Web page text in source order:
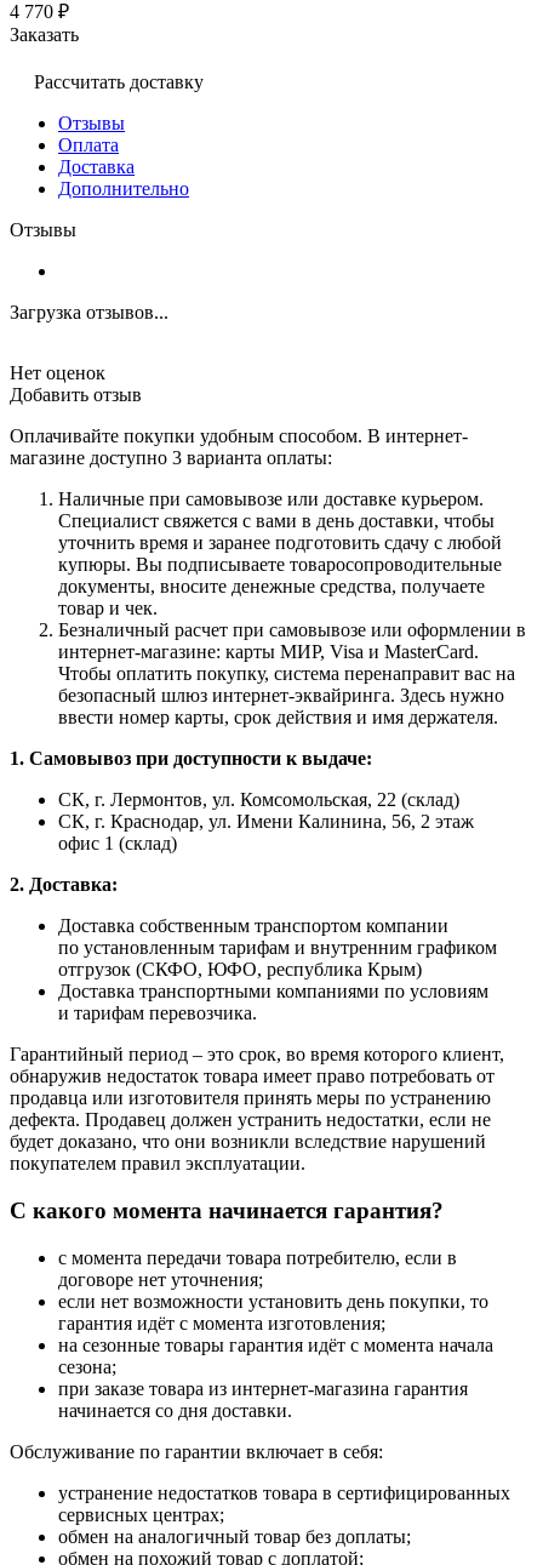
4 770 ₽
Заказать
Рассчитать доставку
Отзывы
Оплата
Доставка
Дополнительно
Отзывы
Загрузка отзывов...
Нет оценок
Добавить отзыв
Оплачивайте покупки удобным способом. В интернет-
магазине доступно 3 варианта оплаты:
Наличные при самовывозе или доставке курьером.
Специалист свяжется с вами в день доставки, чтобы
уточнить время и заранее подготовить сдачу с любой
купюры. Вы подписываете товаросопроводительные
документы, вносите денежные средства, получаете
товар и чек.
Безналичный расчет при самовывозе или оформлении в
интернет-магазине: карты МИР, Visa и MasterCard.
Чтобы оплатить покупку, система перенаправит вас на
безопасный шлюз интернет-эквайринга. Здесь нужно
ввести номер карты, срок действия и имя держателя.
1. Самовывоз при доступности к выдаче:
СК, г. Лермонтов, ул. Комсомольская, 22 (склад)
СК, г. Краснодар, ул. Имени Калинина, 56, 2 этаж
офис 1 (склад)
2. Доставка:
Доставка собственным транспортом компании
по установленным тарифам и внутренним графиком
отгрузок (СКФО, ЮФО, республика Крым)
Доставка транспортными компаниями по условиям
и тарифам перевозчика.
Гарантийный период – это срок, во время которого клиент,
обнаружив недостаток товара имеет право потребовать от
продавца или изготовителя принять меры по устранению
дефекта. Продавец должен устранить недостатки, если не
будет доказано, что они возникли вследствие нарушений
покупателем правил эксплуатации.
С какого момента начинается гарантия?
с момента передачи товара потребителю, если в
договоре нет уточнения;
если нет возможности установить день покупки, то
гарантия идёт с момента изготовления;
на сезонные товары гарантия идёт с момента начала
сезона;
при заказе товара из интернет-магазина гарантия
начинается со дня доставки.
Обслуживание по гарантии включает в себя:
устранение недостатков товара в сертифицированных
сервисных центрах;
обмен на аналогичный товар без доплаты;
обмен на похожий товар с доплатой;